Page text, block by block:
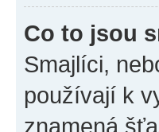
Co to jsou
Smajlíci,
používají k
znamená